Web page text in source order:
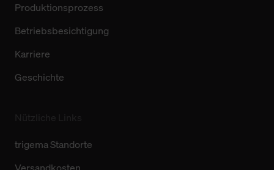
Produktionsprozess
Betriebsbesichtigung
Karriere
Geschichte
trigema Standorte